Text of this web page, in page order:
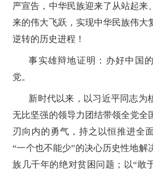
严宣告，中华民族迎来了从站起来
来的伟大飞跃，实现中华民族伟大
逆转的历史进程！
事实雄辩地证明：办好中国
党。
新时代以来，以习近平同志为
无比坚强的领导力团结带领全党全
刃向内的勇气，持之以恒推进全
“一个也不能少”的决心历史性地解
族几千年的绝对贫困问题；以“敢